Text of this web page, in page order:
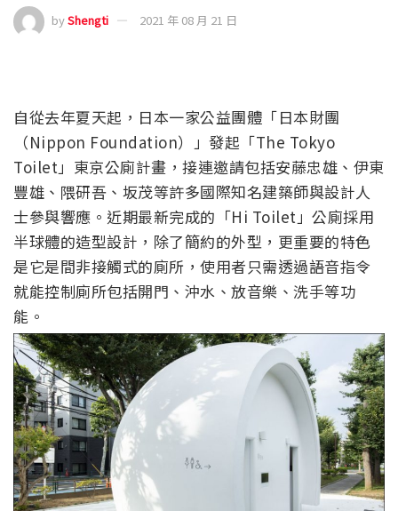
byShengti 2021 年 08 月 21 日
自從去年夏天起，日本一家公益團體「日本財團
（Nippon Foundation）」發起「The Tokyo
Toilet」東京公廁計畫，接連邀請包括安藤忠雄、伊東
豐雄、隈研吾、坂茂等許多國際知名建築師與設計人
士參與響應。近期最新完成的「Hi Toilet」公廁採用
半球體的造型設計，除了簡約的外型，更重要的特色
是它是間非接觸式的廁所，使用者只需透過語音指令
就能控制廁所包括開門、沖水、放音樂、洗手等功
能。